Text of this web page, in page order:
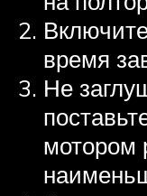
время
Не
мотором